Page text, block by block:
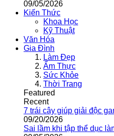
09/05/2026
Kiến Thức
Khoa Học
Kỹ Thuật
Văn Hóa
Gia Đình
Làm Đẹp
Ẩm Thực
Sức Khỏe
Thời Trang
Featured
Recent
7 trái cây giúp giải độc
09/20/2026
Sai lầm khi tập thể dục